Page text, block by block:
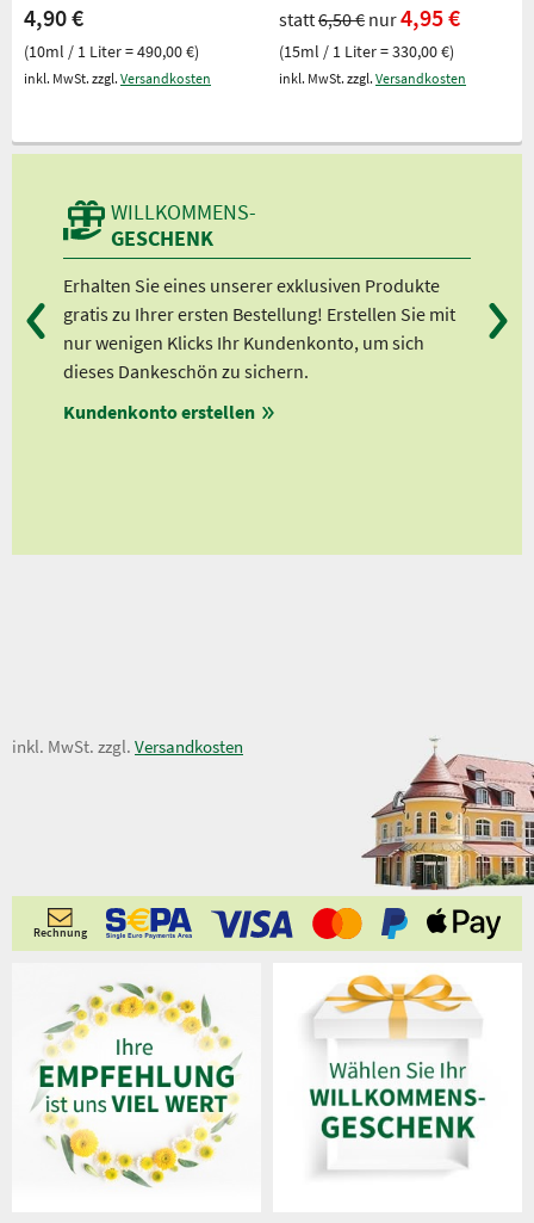
4,90 €
(10ml / 1 Liter = 490,00 €)
inkl. MwSt. zzgl. Versandkosten
statt6,50 € nur4,95 €
(15ml / 1 Liter = 330,00 €)
inkl. MwSt. zzgl. Versandkosten
WILLKOMMENS-
GESCHENK
Erhalten Sie eines unserer exklusiven Produkte
gratis zu Ihrer ersten Bestellung! Erstellen Sie mit
nur wenigen Klicks Ihr Kundenkonto, um sich
dieses Dankeschön zu sichern.
Kundenkonto erstellen
Ab
19,50 €
inkl. MwSt. zzgl. Versandkosten
Rechnung